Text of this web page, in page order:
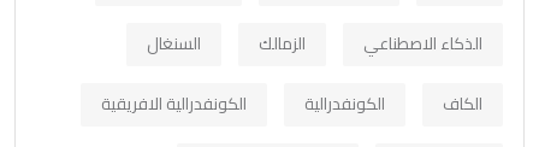
الذكاء الاصطناعي
الزمالك
السنغال
الكاف
الكونفدرالية
الكونفدرالية الافريقية